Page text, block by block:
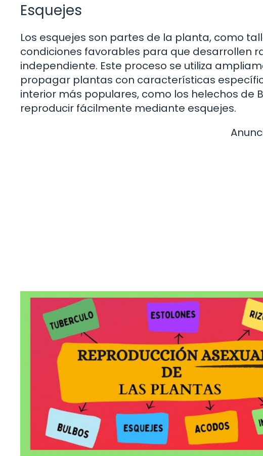
Esquejes
Los esquejes son partes de la planta, como
condiciones favorables para que desarrollen
independiente. Este proceso se utiliza
propagar plantas con características
interior más populares, como los helechos de
reproducir fácilmente mediante esquejes.